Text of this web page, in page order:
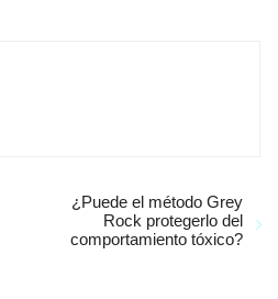
¿Puede el método Grey
Rock protegerlo del
comportamiento tóxico?